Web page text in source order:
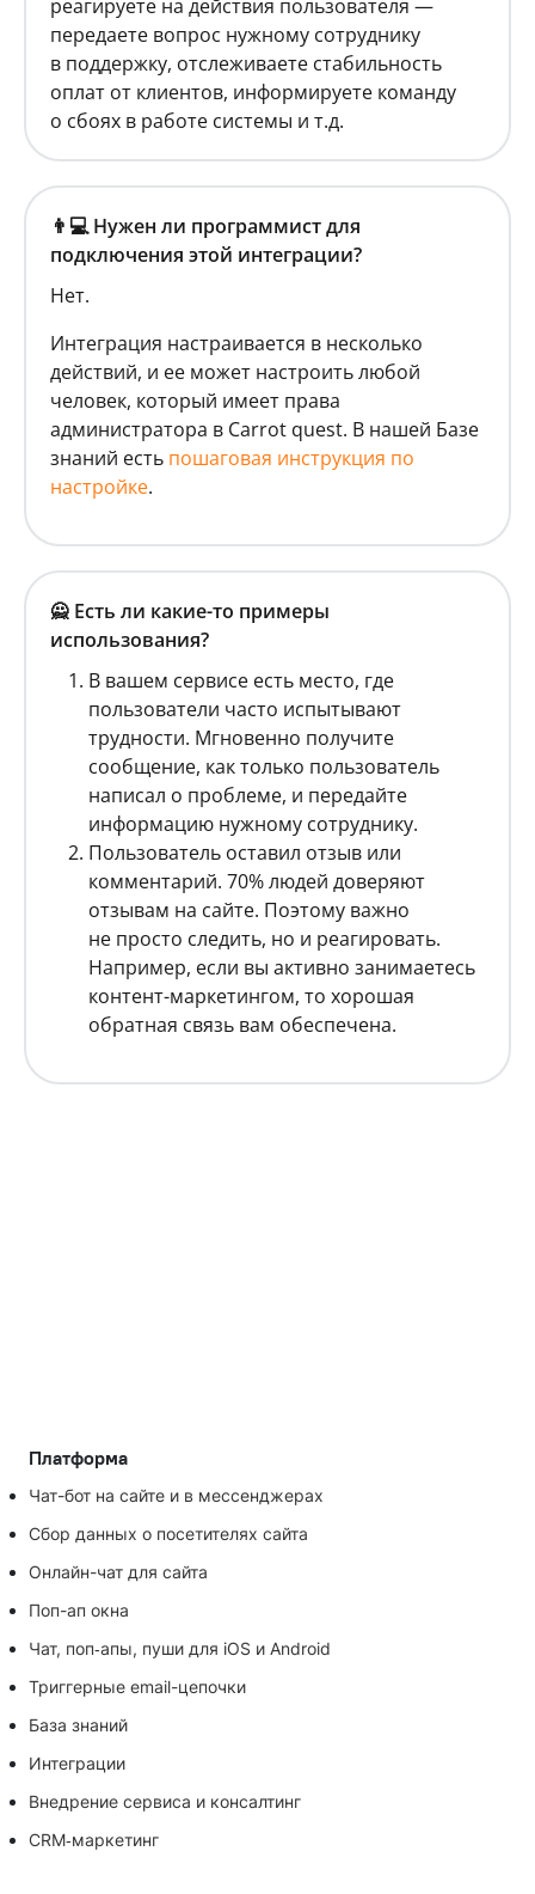
реагируете на действия пользователя —
передаете вопрос нужному сотруднику
в поддержку, отслеживаете стабильность
оплат от клиентов, информируете команду
о сбоях в работе системы и т.д.
👨💻 Нужен ли программист для
подключения этой интеграции?
Нет.
Интеграция настраивается в несколько
действий, и ее может настроить любой
человек, который имеет права
администратора в Carrot quest. В нашей Базе
знаний есть пошаговая инструкция по
настройке.
🙅 Есть ли какие-то примеры
использования?
В вашем сервисе есть место, где
пользователи часто испытывают
трудности. Мгновенно получите
сообщение, как только пользователь
написал о проблеме, и передайте
информацию нужному сотруднику.
Пользователь оставил отзыв или
комментарий. 70% людей доверяют
отзывам на сайте. Поэтому важно
не просто следить, но и реагировать.
Например, если вы активно занимаетесь
контент-маркетингом, то хорошая
обратная связь вам обеспечена.
Платформа
Чат-бот на сайте и в мессенджерах
Сбор данных о посетителях сайта
Онлайн-чат для сайта
Поп-ап окна
Чат, поп‑апы, пуши для iOS и Android
Триггерные email-цепочки
База знаний
Интеграции
Внедрение сервиса и консалтинг
CRM‑маркетинг